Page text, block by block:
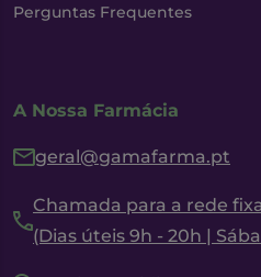
Perguntas Frequentes
A Nossa Farmácia
geral@gamafarma.pt
Chamada para a rede
(Dias úteis 9h - 20h |